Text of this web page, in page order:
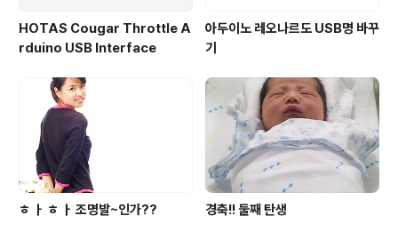
HOTAS Cougar Throttle A
rduino USB Interface
아두이노 레오나르도 USB명 바꾸
기
ㅎ ㅏ ㅎ ㅏ 조명발~인가?? 경축!! 둘째 탄생